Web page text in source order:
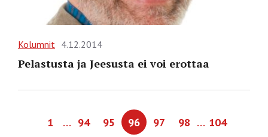
Kolumnit 4.12.2014
Pelastusta ja Jeesusta ei voi erottaa
1 … 94 95 96 97 98 … 104